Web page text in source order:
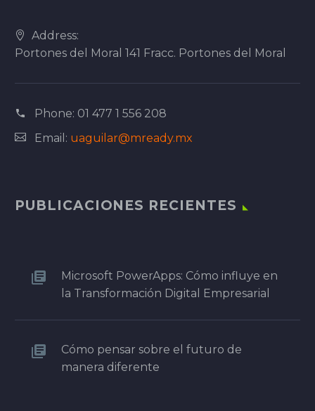
Address:
Portones del Moral 141 Fracc. Portones del Moral
Phone: 01 477 1 556 208
Email: uaguilar@mready.mx
PUBLICACIONES RECIENTES
Microsoft PowerApps: Cómo influye en
la Transformación Digital Empresarial
Cómo pensar sobre el futuro de
manera diferente